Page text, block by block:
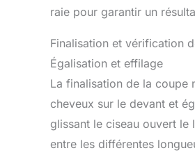
raie pour garantir un
Finalisation et vérification
Égalisation et effilage
La finalisation de la coupe
cheveux sur le devant et
glissant le ciseau ouvert le
entre les différentes